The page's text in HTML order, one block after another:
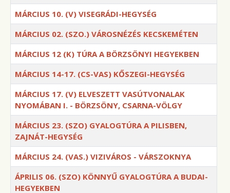
MÁRCIUS 10. (V) VISEGRÁDI-HEGYSÉG
MÁRCIUS 02. (SZO.) VÁROSNÉZÉS KECSKEMÉTEN
MÁRCIUS 12 (K) TÚRA A BÖRZSÖNYI HEGYEKBEN
MÁRCIUS 14-17. (CS-VAS) KŐSZEGI-HEGYSÉG
MÁRCIUS 17. (V) ELVESZETT VASÚTVONALAK
NYOMÁBAN I. - BÖRZSÖNY, CSARNA-VÖLGY
MÁRCIUS 23. (SZO) GYALOGTÚRA A PILISBEN,
ZAJNÁT-HEGYSÉG
MÁRCIUS 24. (VAS.) VIZIVÁROS - VÁRSZOKNYA
ÁPRILIS 06. (SZO) KÖNNYŰ GYALOGTÚRA A BUDAI-
HEGYEKBEN